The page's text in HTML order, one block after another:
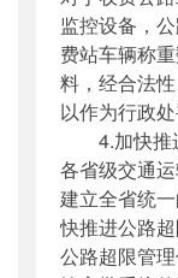
监控设备，
费站车辆称
料，经合法
以作为行政处
4.加快推进
各省级交通
建立全省统
快推进公路
公路超限管